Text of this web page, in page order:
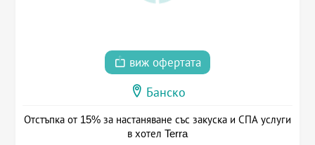
виж офертата
Банско
Отстъпка от 15% за настаняване със закуска и СПА услуги
в хотел Terra